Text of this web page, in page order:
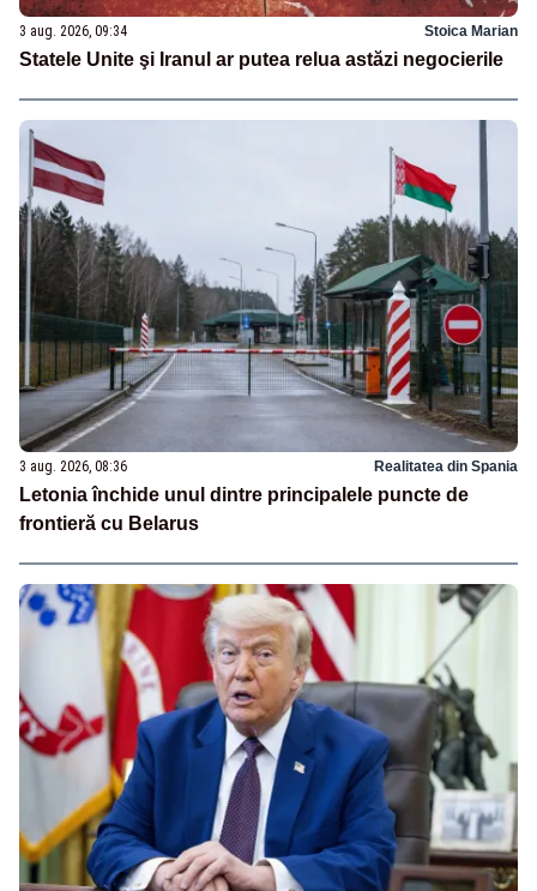
3 aug. 2026, 09:34 Stoica Marian
Statele Unite şi Iranul ar putea relua astăzi negocierile
3 aug. 2026, 08:36 Realitatea din Spania
Letonia închide unul dintre principalele puncte de
frontieră cu Belarus